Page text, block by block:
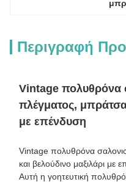
Περιγραφή
Vintage πολυθρόνα
πλέγματος, μπράτσα
με επένδυση
Vintage πολυθρόνα
και βελούδινο μαξιλάρι με
Αυτή η γοητευτική